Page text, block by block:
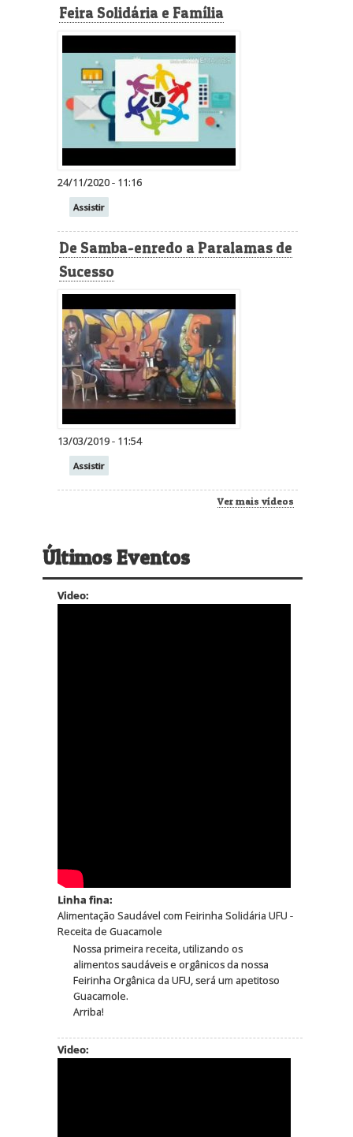
Feira Solidária e Família
24/11/2020 - 11:16
Assistir
De Samba-enredo a Paralamas de
Sucesso
13/03/2019 - 11:54
Assistir
Ver mais vídeos
Últimos Eventos
Video:
Linha fina:
Alimentação Saudável com Feirinha Solidária UFU -
Receita de Guacamole
Nossa primeira receita, utilizando os
alimentos saudáveis e orgânicos da nossa
Feirinha Orgânica da UFU, será um apetitoso
Guacamole.
Arriba!
Video: